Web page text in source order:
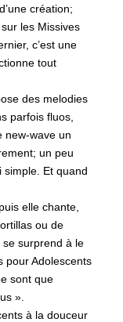
création;
les Missives
c’est une
tout
des melodies
parfois fluos,
new-wave un
un peu
simple. Et quand
elle chante,
ou de
se surprend à le
pour Adolescents
sont que
».
à la douceur